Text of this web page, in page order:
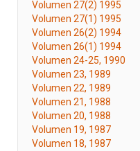
Volumen 27(2) 1995
Volumen 27(1) 1995
Volumen 26(2) 1994
Volumen 26(1) 1994
Volumen 24-25, 1990
Volumen 23, 1989
Volumen 22, 1989
Volumen 21, 1988
Volumen 20, 1988
Volumen 19, 1987
Volumen 18, 1987